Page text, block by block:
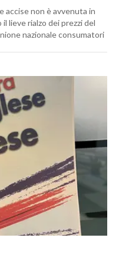
accise non è avvenuta in
lieve rialzo dei prezzi del
nazionale consumatori